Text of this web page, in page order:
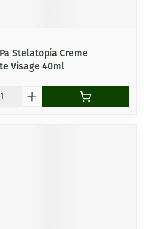
Stelatopia Creme
Visage 40ml